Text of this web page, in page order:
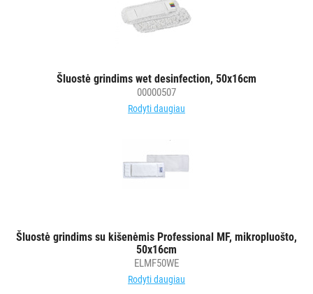
Šluostė grindims wet desinfection, 50x16cm
00000507
Rodyti daugiau
Šluostė grindims su kišenėmis Professional MF, mikropluošto,
50x16cm
ELMF50WE
Rodyti daugiau